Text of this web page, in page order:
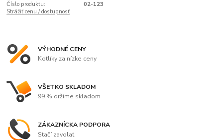
Číslo produktu:
02-123
Strážiť cenu / dostupnosť
VÝHODNÉ CENY
Kotlíky za nízke ceny
VŠETKO SKLADOM
99 % držíme skladom
ZÁKAZNÍCKA PODPORA
Stačí zavolať